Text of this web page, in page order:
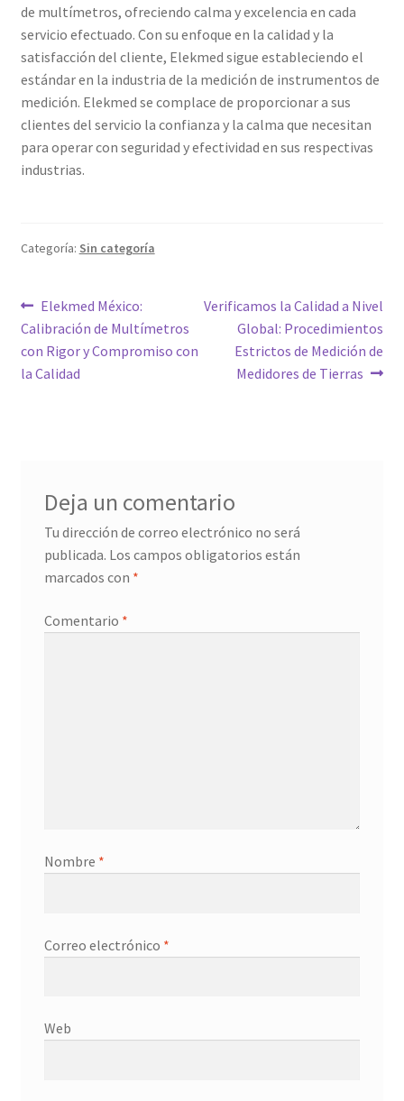
de multímetros, ofreciendo calma y excelencia en cada
servicio efectuado. Con su enfoque en la calidad y la
satisfacción del cliente, Elekmed sigue estableciendo el
estándar en la industria de la medición de instrumentos de
medición. Elekmed se complace de proporcionar a sus
clientes del servicio la confianza y la calma que necesitan
para operar con seguridad y efectividad en sus respectivas
industrias.
Categoría: Sin categoría
Navegación
de
entradas
Entrada
anterior:
Elekmed México:
Calibración de Multímetros
con Rigor y Compromiso con
la Calidad
Siguiente
entrada:
Verificamos la Calidad a Nivel
Global: Procedimientos
Estrictos de Medición de
Medidores de Tierras
Deja un comentario
Tu dirección de correo electrónico no será
publicada. Los campos obligatorios están
marcados con *
Comentario *
Nombre *
Correo electrónico *
Web